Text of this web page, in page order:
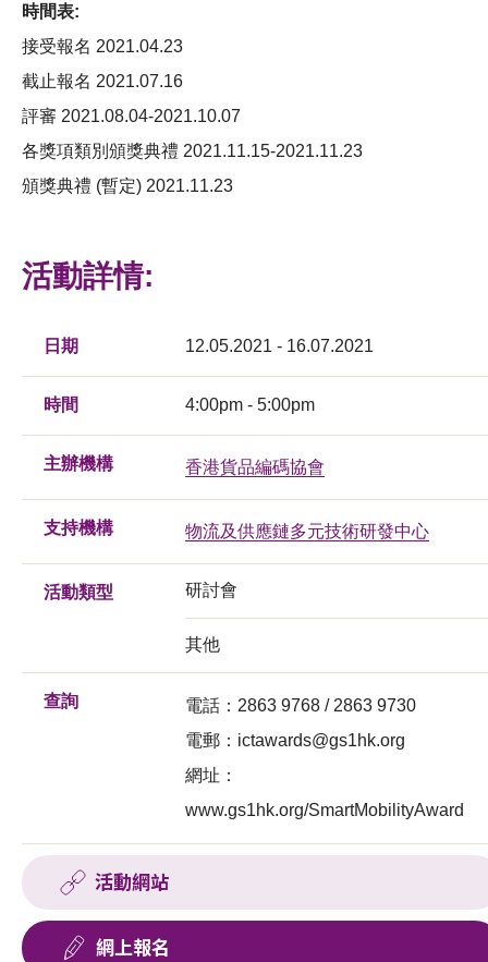
時間表:
接受報名 2021.04.23
截止報名 2021.07.16
評審 2021.08.04-2021.10.07
各獎項類別頒獎典禮 2021.11.15-2021.11.23
頒獎典禮 (暫定) 2021.11.23
活動詳情:
日期 12.05.2021 - 16.07.2021
時間 4:00pm - 5:00pm
主辦機構 香港貨品編碼協會
支持機構 物流及供應鏈多元技術研發中心
活動類型 研討會
其他
查詢
電話：2863 9768 / 2863 9730
電郵： ictawards@gs1hk.org
網址：
www.gs1hk.org/SmartMobilityAward
活動網站
網上報名